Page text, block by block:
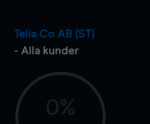
Telia Co AB (ST)
- Alla kunder
0%